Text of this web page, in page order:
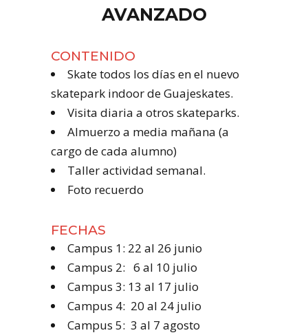
AVANZADO
CONTENIDO
Skate todos los días en el nuevo
skatepark indoor de Guajeskates.
Visita diaria a otros skateparks.
Almuerzo a media mañana (a
cargo de cada alumno)
Taller actividad semanal.
Foto recuerdo
FECHAS
Campus 1: 22 al 26 junio
Campus 2: 6 al 10 julio
Campus 3: 13 al 17 julio
Campus 4: 20 al 24 julio
Campus 5: 3 al 7 agosto